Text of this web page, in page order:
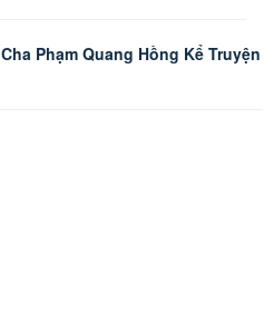
Cha Phạm Quang Hồng Kể Truyện